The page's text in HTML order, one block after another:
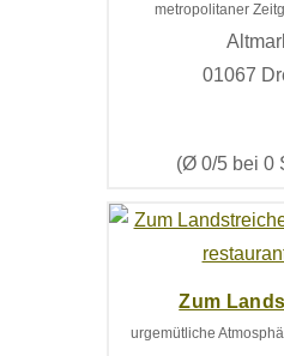
metropolitaner
01067
(Ø 0/5 bei 0
Zum
urgemütliche